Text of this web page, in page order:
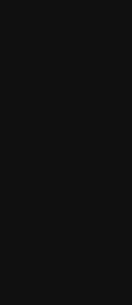
тому текстура
елітні